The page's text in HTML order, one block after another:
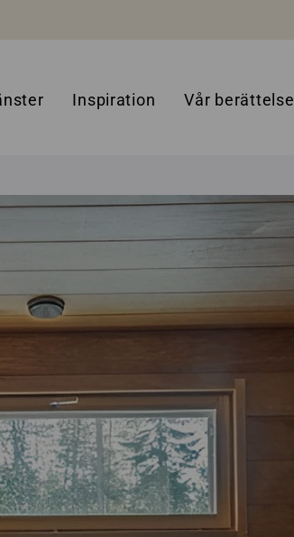
Inspiration Vår berättelse